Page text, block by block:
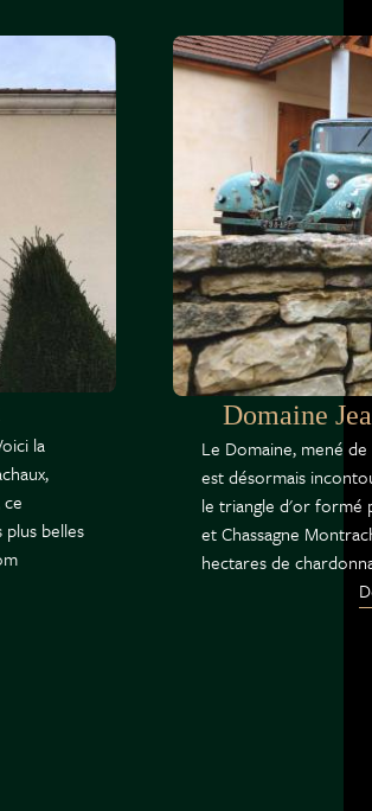
la
plus belles
Domaine
Le Domaine, mené
est désormais
le triangle d'or formé
et Chassagne
hectares de